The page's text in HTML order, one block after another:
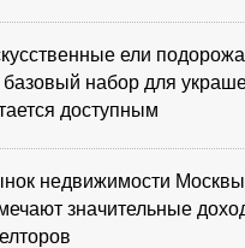
ели
базовый набор для
доступным
недвижимости
значительные